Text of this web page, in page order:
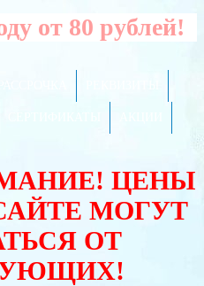
от 80 рублей!
ЦЕНЫ
МОГУТ
ОТ